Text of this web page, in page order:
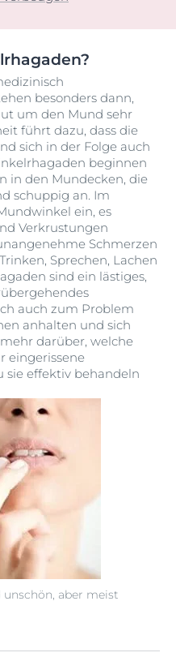
aber meist
besonders dann,
um den Mund sehr
führt dazu, dass die
sich in der Folge auch
beginnen
in den Mundecken, die
schuppig an. Im
ein, es
Verkrustungen
Schmerzen
Sprechen, Lachen
sind ein lästiges,
auch zum Problem
anhalten und sich
darüber, welche
eingerissene
effektiv behandeln